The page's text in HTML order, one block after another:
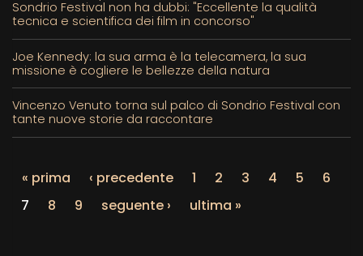
Sondrio Festival non ha dubbi: "Eccellente la qualità
tecnica e scientifica dei film in concorso"
Joe Kennedy: la sua arma è la telecamera, la sua
missione è cogliere le bellezze della natura
Vincenzo Venuto torna sul palco di Sondrio Festival con
tante nuove storie da raccontare
« prima ‹ precedente 1 2 3 4 5
6
7
8 9 seguente › ultima »